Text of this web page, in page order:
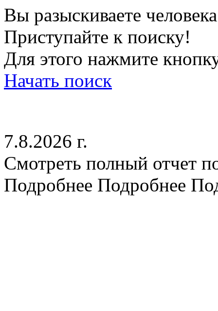
Вы разыскиваете
Приступайте к поиску!
Для этого нажмите
Начать поиск
7.8.2026 г.
Смотреть полный отчет
Подробнее Подробнее